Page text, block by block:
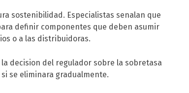
sostenibilidad. Especialistas senalan que
definir componentes que deben asumir
o a las distribuidoras.
decision del regulador sobre la sobretasa
se eliminara gradualmente.